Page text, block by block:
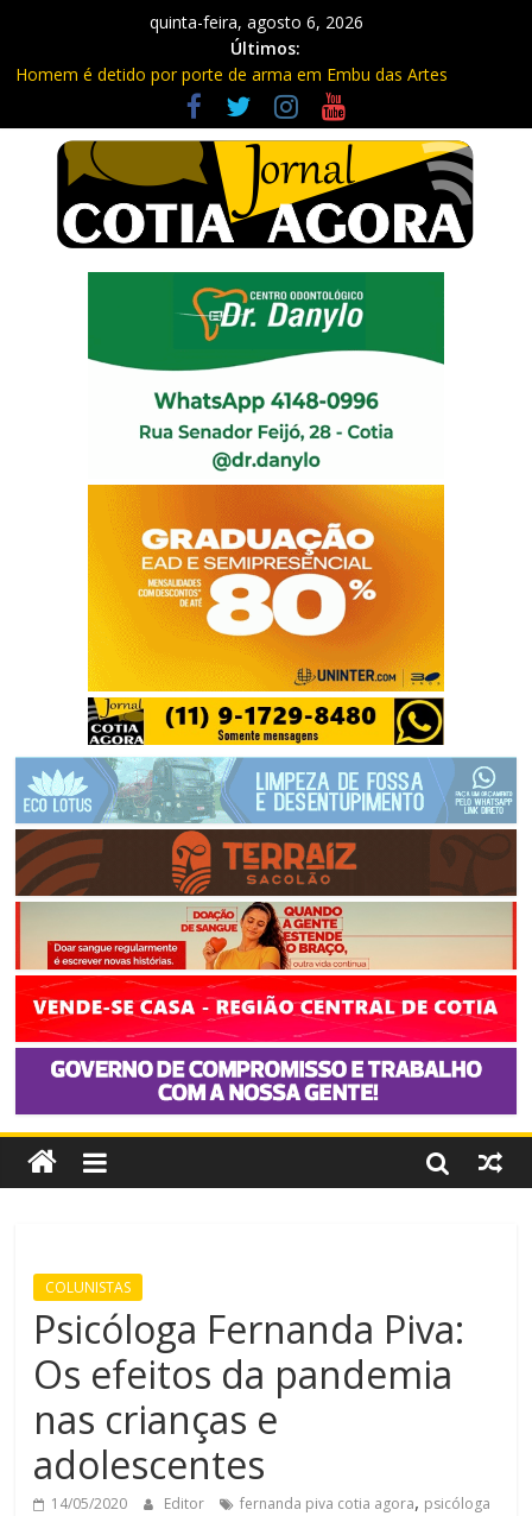
quinta-feira, agosto 6, 2026
Últimos:
Homem é detido por porte de arma em Embu das Artes
Carretas da Capacitação trazem cursos gratuitos para Cotia e
Vargem Grande
Traficante é preso com quase 400 porções de drogas no Jardim
Rosemeire
Radares de Cotia vão passar por manutenção e vias serão
interditadas
COLUNISTAS
Psicóloga Fernanda Piva:
Os efeitos da pandemia
nas crianças e
adolescentes
14/05/2020 Editor fernanda piva cotia agora, psicóloga